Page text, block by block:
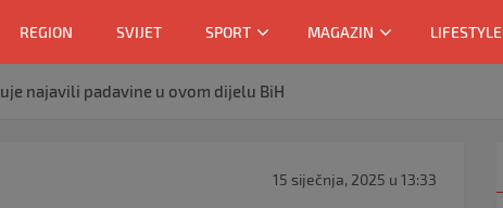
REGION SVIJET SPORT MAGAZIN LIFESTYLE
najavili padavine u ovom dijelu BiH
15 siječnja, 2025 u 13:33